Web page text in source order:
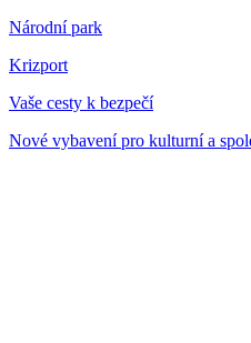
Národní park
Krizport
Vaše cesty k bezpečí
Nové vybavení pro kulturní a